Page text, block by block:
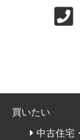
買いたい
中古住宅